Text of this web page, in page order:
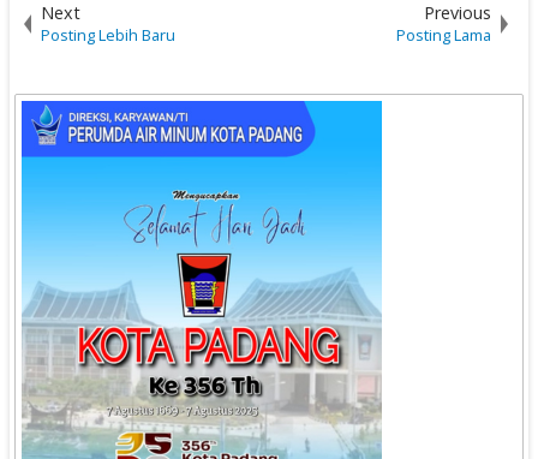
Next
Posting Lebih Baru
Previous
Posting Lama